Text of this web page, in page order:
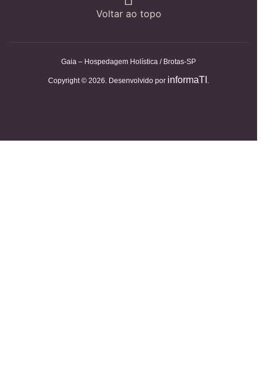
Voltar ao topo
Gaia – Hospedagem Holística / Brotas-SP
Copyright © 2026. Desenvolvido por informaTI .